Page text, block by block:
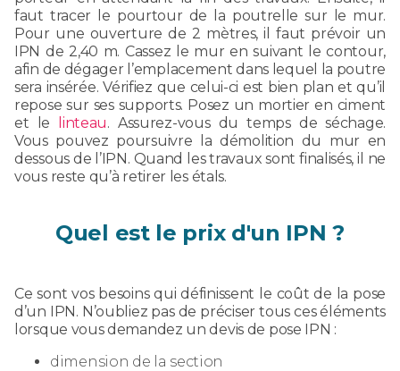
faut tracer le pourtour de la poutrelle sur le mur.
Pour une ouverture de 2 mètres, il faut prévoir un
IPN de 2,40 m. Cassez le mur en suivant le contour,
afin de dégager l’emplacement dans lequel la poutre
sera insérée. Vérifiez que celui-ci est bien plan et qu’il
repose sur ses supports. Posez un mortier en ciment
et le
linteau. Assurez-vous du temps de séchage.
Vous pouvez poursuivre la démolition du mur en
dessous de l’IPN. Quand les travaux sont finalisés, il ne
vous reste qu’à retirer les étals.
Quel est le prix d'un IPN ?
Ce sont vos besoins qui définissent le coût de la pose
d’un IPN. N’oubliez pas de préciser tous ces éléments
lorsque vous demandez un devis de pose IPN :
dimension de la section